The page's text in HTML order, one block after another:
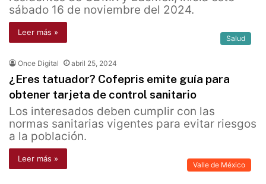
sábado 16 de noviembre del 2024.
Leer más »
Salud
Once Digital abril 25, 2024
¿Eres tatuador? Cofepris emite guía para
obtener tarjeta de control sanitario
Los interesados deben cumplir con las
normas sanitarias vigentes para evitar riesgos
a la población.
Leer más »
Valle de México